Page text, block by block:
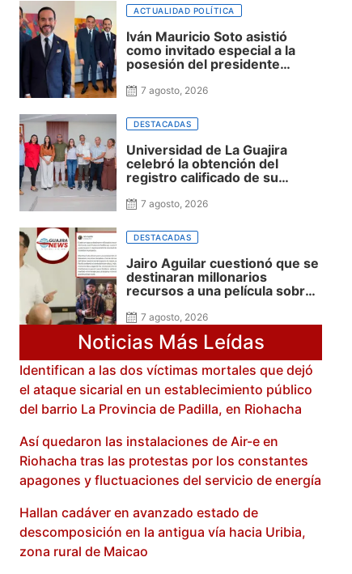
ACTUALIDAD POLÍTICA
Iván Mauricio Soto asistió
como invitado especial a la
posesión del presidente
reafirma su cercanía con el
7 agosto, 2026
DESTACADAS
Universidad de La Guajira
celebró la obtención del
registro calificado de su
Sociales y reafirmó su apuesta
impacto regional
7 agosto, 2026
DESTACADAS
Jairo Aguilar cuestionó que se
destinaran millonarios
recursos a una película sobre
nunca fue presentada en La
Guajira ni incluyó al
departamento, mientras
siguen sin financiación las
obras en su honor en
Riohacha
7 agosto, 2026
Noticias Más Leídas
Identifican a las dos víctimas mortales que dejó
el ataque sicarial en un establecimiento público
del barrio La Provincia de Padilla, en Riohacha
Así quedaron las instalaciones de Air-e en
Riohacha tras las protestas por los constantes
apagones y fluctuaciones del servicio de energía
Hallan cadáver en avanzado estado de
descomposición en la antigua vía hacia Uribia,
zona rural de Maicao